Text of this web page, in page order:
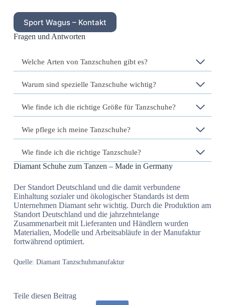
Sport Wagus – Kontakt
Fragen und Antworten
Welche Arten von Tanzschuhen gibt es?
Warum sind spezielle Tanzschuhe wichtig?
Wie finde ich die richtige Größe für Tanzschuhe?
Wie pflege ich meine Tanzschuhe?
Wie finde ich die richtige Tanzschule?
Diamant Schuhe zum Tanzen – Made in Germany
Der Standort Deutschland und die damit verbundene
Einhaltung sozialer und ökologischer Standards ist dem
Unternehmen Diamant sehr wichtig. Durch die Produktion am
Standort Deutschland und die jahrzehntelange
Zusammenarbeit mit Lieferanten und Händlern wurden
Materialien, Modelle und Arbeitsabläufe in der Manufaktur
fortwährend optimiert.
Quelle: Diamant Tanzschuhmanufaktur
Teile diesen Beitrag